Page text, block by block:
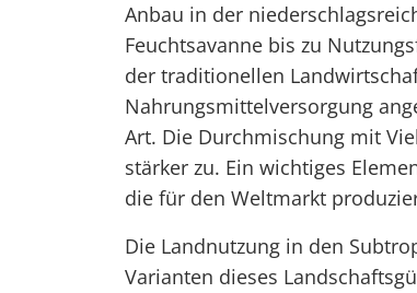
Anbau in der
Feuchtsavanne bis zu
der traditionellen
Nahrungsmittelversorgung
Art. Die Durchmischung mit
stärker zu. Ein wichtiges
die für den Weltmarkt
Die Landnutzung in den
Varianten dieses